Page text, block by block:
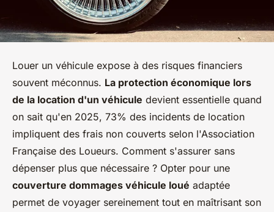
Louer un véhicule expose à des risques financiers
souvent méconnus. La protection économique lors
de la location d'un véhicule devient essentielle quand
on sait qu'en 2025, 73% des incidents de location
impliquent des frais non couverts selon l'Association
Française des Loueurs. Comment s'assurer sans
dépenser plus que nécessaire ? Opter pour une
couverture dommages véhicule loué adaptée
permet de voyager sereinement tout en maîtrisant son